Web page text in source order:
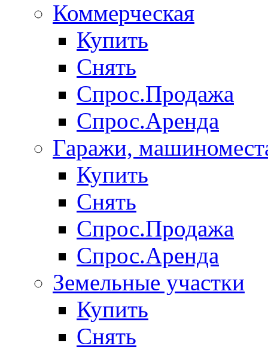
Коммерческая
Купить
Снять
Спрос.Продажа
Спрос.Аренда
Гаражи,
Купить
Снять
Спрос.Продажа
Спрос.Аренда
Земельные участки
Купить
Снять